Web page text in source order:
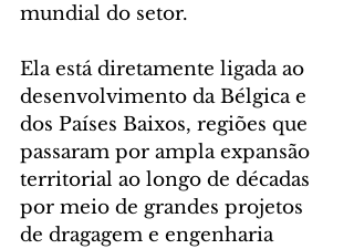
mundial do setor.
Ela está diretamente ligada ao
desenvolvimento da Bélgica e
dos Países Baixos, regiões que
passaram por ampla expansão
territorial ao longo de décadas
por meio de grandes projetos
de dragagem e engenharia